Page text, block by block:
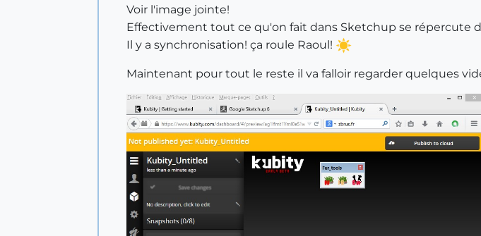
Voir l'image jointe!
Effectivement tout ce qu'on fait dans Sketchup se répercute
Il y a synchronisation! ça roule Raoul!
Maintenant pour tout le reste il va falloir regarder quelques